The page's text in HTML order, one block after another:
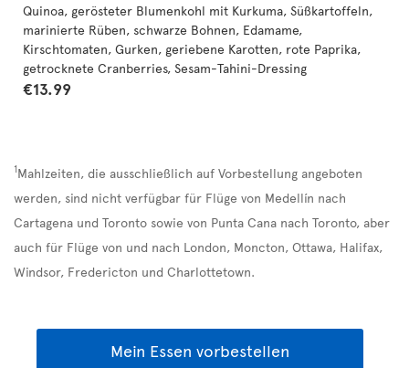
Quinoa, gerösteter Blumenkohl mit Kurkuma, Süßkartoffeln,
marinierte Rüben, schwarze Bohnen, Edamame,
Kirschtomaten, Gurken, geriebene Karotten, rote Paprika,
getrocknete Cranberries, Sesam-Tahini-Dressing
€13.99
1Mahlzeiten, die ausschließlich auf Vorbestellung angeboten
werden, sind nicht verfügbar für Flüge von Medellín nach
Cartagena und Toronto sowie von Punta Cana nach Toronto, aber
auch für Flüge von und nach London, Moncton, Ottawa, Halifax,
Windsor, Fredericton und Charlottetown.
Mein Essen vorbestellen